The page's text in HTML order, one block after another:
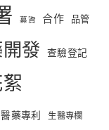
募資 合作 品管
發 查驗登記
藥專利 生醫專欄